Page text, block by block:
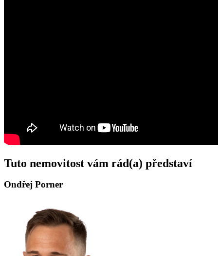
Tuto nemovitost vám rád(a) představí
Ondřej Porner